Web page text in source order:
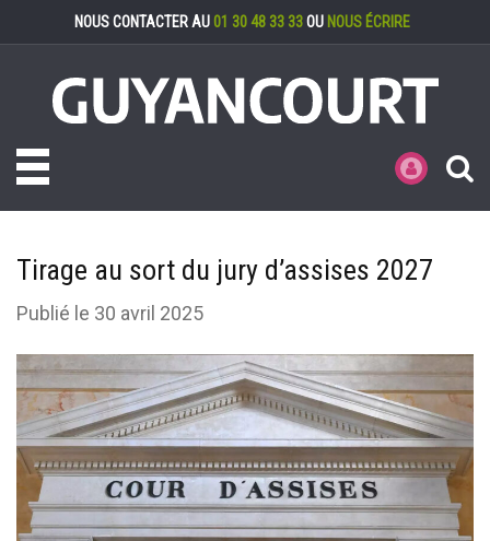
NOUS CONTACTER AU 01 30 48 33 33OU NOUS ÉCRIRE
Toggle navigation MES
Tirage au sort du jury d’assises 2027
Publié le 30 avril 2025